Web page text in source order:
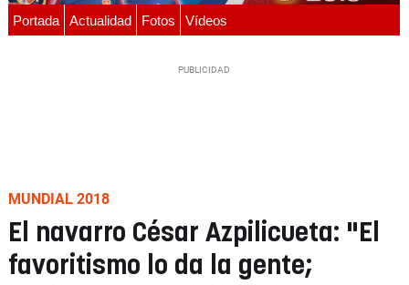
Portada Actualidad Fotos Vídeos
MUNDIAL 2018
El navarro César Azpilicueta: "El
favoritismo lo da la gente;